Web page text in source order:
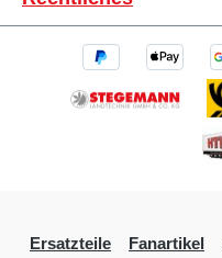
Ersatzteile Fanartikel